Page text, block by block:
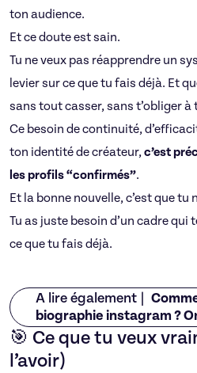
ton audience.
Et ce doute est sain.
Tu ne veux pas réapprendre un
levier sur ce que tu fais déjà. Et
sans tout casser, sans t’obliger
Ce besoin de continuité,
ton identité de créateur,c’est
les profils “confirmés”.
Et la bonne nouvelle, c’est que tu
Tu as juste besoin d’un cadre qui
ce que tu fais déjà.
A lire également |
biographie instagram ?
tout !
🎯 Ce que tu veux
l’avoir)